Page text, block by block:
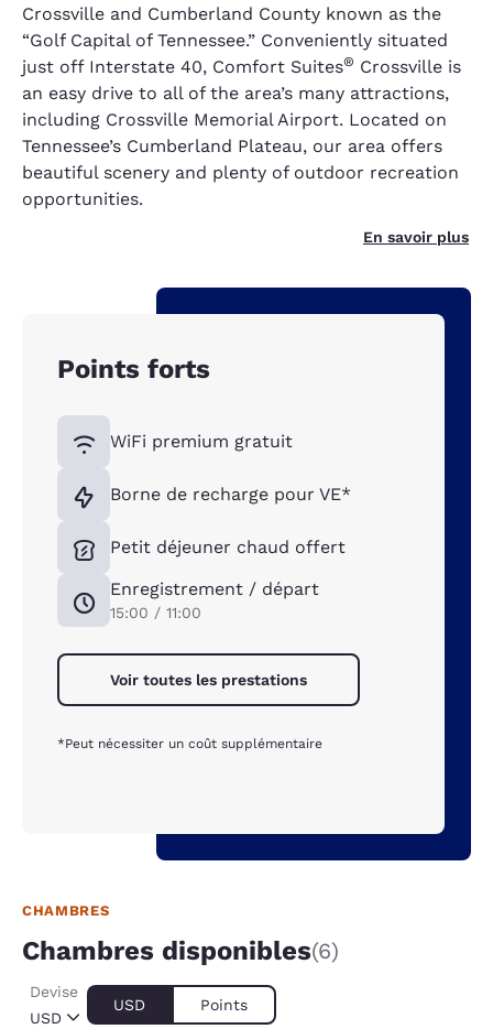
Crossville and Cumberland County known as the
“Golf Capital of Tennessee.” Conveniently situated
just off Interstate 40, Comfort Suites® Crossville is
an easy drive to all of the area’s many attractions,
including Crossville Memorial Airport. Located on
Tennessee’s Cumberland Plateau, our area offers
beautiful scenery and plenty of outdoor recreation
opportunities.
En savoir plus
Points forts
WiFi premium gratuit
Borne de recharge pour VE*
Petit déjeuner chaud offert
Enregistrement / départ
15:00 / 11:00
Voir toutes les prestations
*Peut nécessiter un coût supplémentaire
CHAMBRES
Chambres disponibles(6)
USD
Devise
USD Points